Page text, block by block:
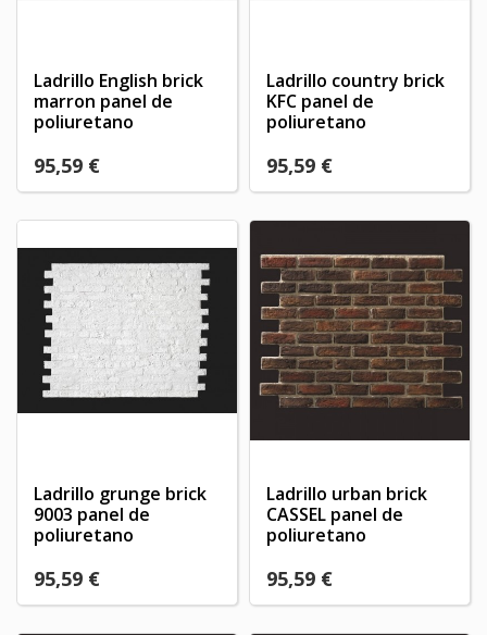
Ladrillo English brick
marron panel de
poliuretano
95,59 €
Ladrillo country brick
KFC panel de
poliuretano
95,59 €
Ladrillo grunge brick
9003 panel de
poliuretano
95,59 €
Ladrillo urban brick
CASSEL panel de
poliuretano
95,59 €